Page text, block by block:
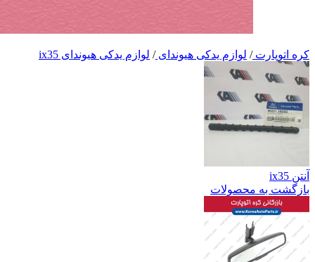
کره اتوپارت/ لوازم یدکی هیوندای/ لوازم یدکی هیوندای ix35
آنتن ix35
بازگشت به محصولات